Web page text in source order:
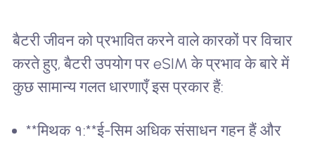
बैटरी जीवन को प्रभावित करने वाले कारकों पर विचार
करते हुए, बैटरी उपयोग पर eSIM के प्रभाव के बारे में
कुछ सामान्य गलत धारणाएँ इस प्रकार हैं:
**मिथक १:**ई-सिम अधिक संसाधन गहन हैं और